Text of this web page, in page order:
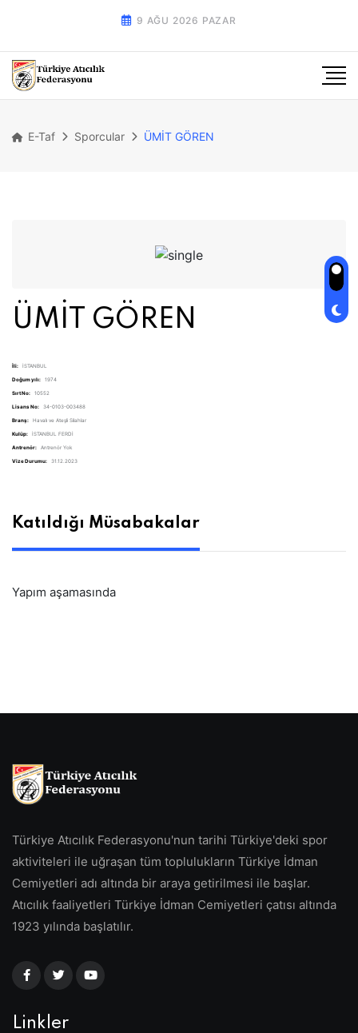
9 AĞU 2026 PAZAR
E-Taf Sporcular ÜMİT GÖREN
ÜMİT GÖREN
İli: İSTANBUL
Doğum yılı: 1974
Sırt No: 10552
Lisans No: 34-0103-003488
Branş: Havalı ve Ateşli Silahlar
Kulüp: İSTANBUL FERDİ
Antrenör: Antrenör Yok
Vize Durumu: 31.12.2023
Katıldığı Müsabakalar
Yapım aşamasında
Türkiye Atıcılık Federasyonu'nun tarihi Türkiye'deki spor
aktiviteleri ile uğraşan tüm toplulukların Türkiye İdman
Cemiyetleri adı altında bir araya getirilmesi ile başlar.
Atıcılık faaliyetleri Türkiye İdman Cemiyetleri çatısı altında
1923 yılında başlatılır.
Linkler